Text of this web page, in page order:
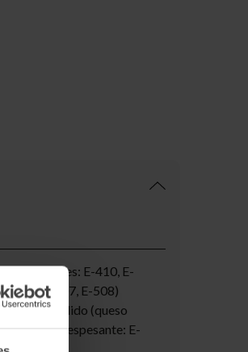
E-410, E-
E-407, E-508)
queso fundido (queso
de arroz y espesante: E-